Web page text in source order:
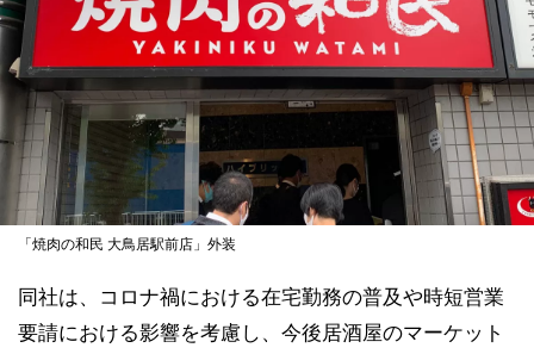
「焼肉の和民 大鳥居駅前店」外装
同社は、コロナ禍における在宅勤務の普及や時短営業
要請における影響を考慮し、今後居酒屋のマーケット